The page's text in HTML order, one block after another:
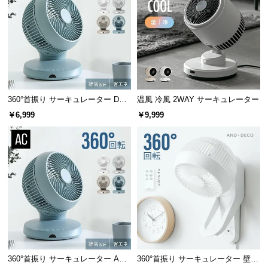
ブ
企
業
報
360°首振り サーキュレーター DC
モーター マイナスイオン搭載 プレ
ミアムタイプ
￥6,999
温風 冷風 2WAY サーキュレーター
￥9,999
360°首振り サーキュレーター AC
360°首振り サーキュレーター 壁掛